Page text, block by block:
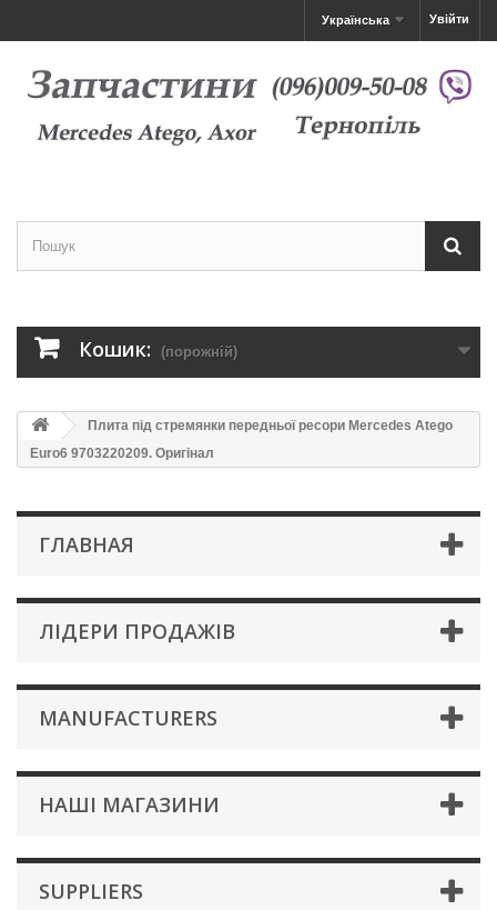
Увійти
Українська
Кошик: (порожній)
Плита під стремянки передньої ресори Mercedes Atego
Euro6 9703220209. Оригінал
ГЛАВНАЯ
ЛІДЕРИ ПРОДАЖІВ
MANUFACTURERS
НАШІ МАГАЗИНИ
SUPPLIERS